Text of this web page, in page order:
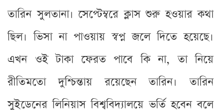
তারিন সুলতানা। সেপ্টেম্বরে ক্লাস শুরু হওয়ার কথা
ছিল। ভিসা না পাওয়ায় স্বপ্ন জলে দিতে হয়েছে।
এখন ওই টাকা ফেরত পাবে কি না, তা নিয়ে
রীতিমতো দুশ্চিন্তায় রয়েছেন তারিন। তারিন
সুইডেনের লিনিয়াস বিশ্ববিদ্যালয়ে ভর্তি হবেন বলে